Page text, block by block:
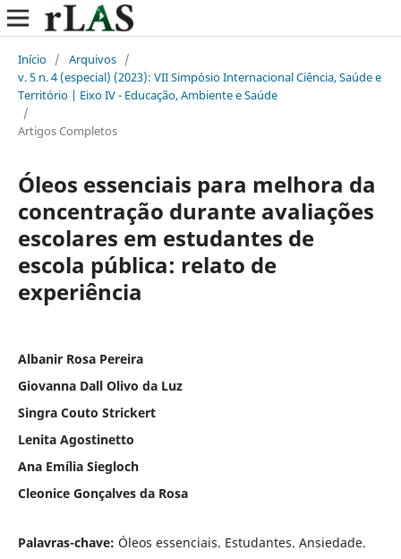
Início / Arquivos /
v. 5 n. 4 (especial) (2023): VII Simpósio Internacional Ciência, Saúde e
Território | Eixo IV - Educação, Ambiente e Saúde
/
Artigos Completos
Óleos essenciais para melhora da
concentração durante avaliações
escolares em estudantes de
escola pública: relato de
experiência
Albanir Rosa Pereira
Giovanna Dall Olivo da Luz
Singra Couto Strickert
Lenita Agostinetto
Ana Emília Siegloch
Cleonice Gonçalves da Rosa
Palavras-chave: Óleos essenciais. Estudantes. Ansiedade.